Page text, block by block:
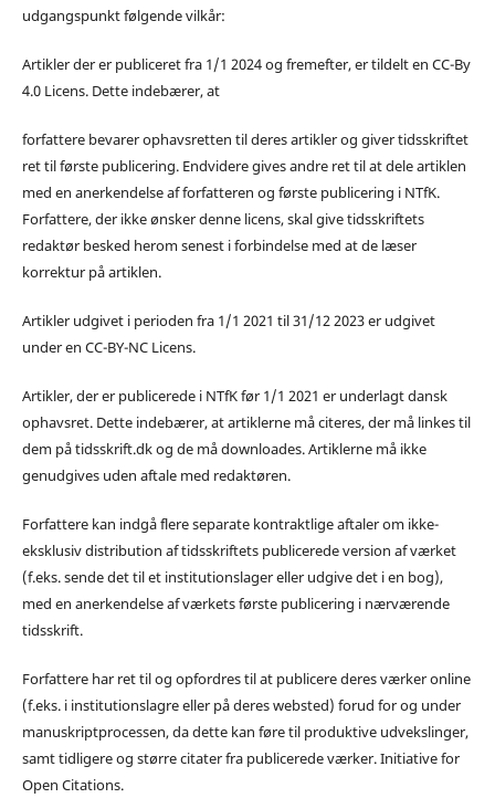
udgangspunkt følgende vilkår:
Artikler der er publiceret fra 1/1 2024 og fremefter, er tildelt en CC-By
4.0 Licens. Dette indebærer, at
forfattere bevarer ophavsretten til deres artikler og giver tidsskriftet
ret til første publicering. Endvidere gives andre ret til at dele artiklen
med en anerkendelse af forfatteren og første publicering i NTfK.
Forfattere, der ikke ønsker denne licens, skal give tidsskriftets
redaktør besked herom senest i forbindelse med at de læser
korrektur på artiklen.
Artikler udgivet i perioden fra 1/1 2021 til 31/12 2023 er udgivet
under en CC-BY-NC Licens.
Artikler, der er publicerede i NTfK før 1/1 2021 er underlagt dansk
ophavsret. Dette indebærer, at artiklerne må citeres, der må linkes til
dem på tidsskrift.dk og de må downloades. Artiklerne må ikke
genudgives uden aftale med redaktøren.
Forfattere kan indgå flere separate kontraktlige aftaler om ikke-
eksklusiv distribution af tidsskriftets publicerede version af værket
(f.eks. sende det til et institutionslager eller udgive det i en bog),
med en anerkendelse af værkets første publicering i nærværende
tidsskrift.
Forfattere har ret til og opfordres til at publicere deres værker online
(f.eks. i institutionslagre eller på deres websted) forud for og under
manuskriptprocessen, da dette kan føre til produktive udvekslinger,
samt tidligere og større citater fra publicerede værker. Initiative for
Open Citations.